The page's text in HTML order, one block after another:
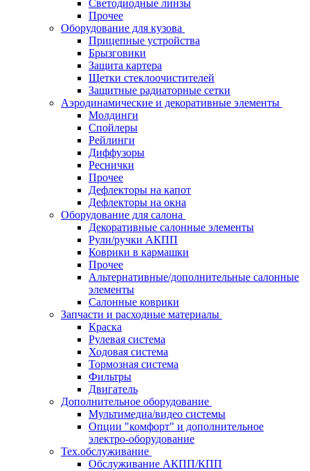
Светодиодные линзы
Прочее
Оборудование для кузова
Прицепные устройства
Брызговики
Защита картера
Щетки стеклоочистителей
Защитные радиаторные сетки
Аэродинамические и декоративные элементы
Молдинги
Спойлеры
Рейлинги
Диффузоры
Реснички
Прочее
Дефлекторы на капот
Дефлекторы на окна
Оборудование для салона
Декоративные салонные элементы
Рули/ручки АКПП
Коврики в кармашки
Прочее
Альтернативные/дополнительные салонные
элементы
Салонные коврики
Запчасти и расходные материалы
Краска
Рулевая система
Ходовая система
Тормозная система
Фильтры
Двигатель
Дополнительное оборудование
Мультимедиа/видео системы
Опции "комфорт" и дополнительное
электро-оборудование
Тех.обслуживание
Обслуживание АКПП/КПП